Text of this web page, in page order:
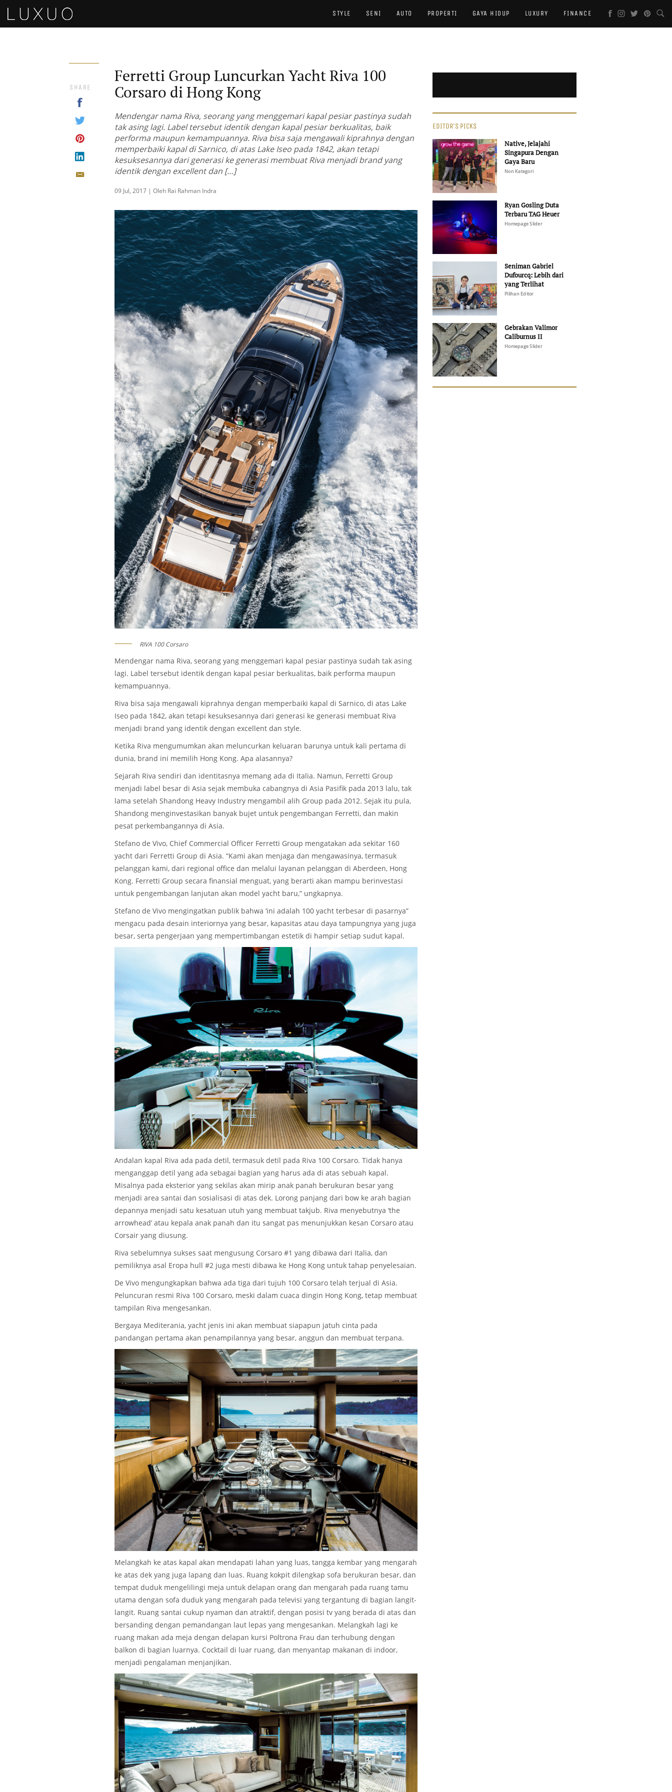
STYLE SENI AUTO PROPERTI GAYA HIDUP LUXURY FINANCE
Ferretti Group Luncurkan Yacht Riva 100
Corsaro di Hong Kong
Mendengar nama Riva, seorang yang menggemari kapal pesiar pastinya sudah
tak asing lagi. Label tersebut identik dengan kapal pesiar berkualitas, baik
performa maupun kemampuannya. Riva bisa saja mengawali kiprahnya dengan
memperbaiki kapal di Sarnico, di atas Lake Iseo pada 1842, akan tetapi
kesuksesannya dari generasi ke generasi membuat Riva menjadi brand yang
identik dengan excellent dan […]
09 Jul, 2017 | Oleh Rai Rahman Indra
SHARE
RIVA 100 Corsaro
Mendengar nama Riva, seorang yang menggemari kapal pesiar pastinya sudah tak asing
lagi. Label tersebut identik dengan kapal pesiar berkualitas, baik performa maupun
kemampuannya.
Riva bisa saja mengawali kiprahnya dengan memperbaiki kapal di Sarnico, di atas Lake
Iseo pada 1842, akan tetapi kesuksesannya dari generasi ke generasi membuat Riva
menjadi brand yang identik dengan excellent dan style.
Ketika Riva mengumumkan akan meluncurkan keluaran barunya untuk kali pertama di
dunia, brand ini memilih Hong Kong. Apa alasannya?
Sejarah Riva sendiri dan identitasnya memang ada di Italia. Namun, Ferretti Group
menjadi label besar di Asia sejak membuka cabangnya di Asia Pasifik pada 2013 lalu, tak
lama setelah Shandong Heavy Industry mengambil alih Group pada 2012. Sejak itu pula,
Shandong menginvestasikan banyak bujet untuk pengembangan Ferretti, dan makin
pesat perkembangannya di Asia.
Stefano de Vivo, Chief Commercial Officer Ferretti Group mengatakan ada sekitar 160
yacht dari Ferretti Group di Asia. “Kami akan menjaga dan mengawasinya, termasuk
pelanggan kami, dari regional office dan melalui layanan pelanggan di Aberdeen, Hong
Kong. Ferretti Group secara finansial menguat, yang berarti akan mampu berinvestasi
untuk pengembangan lanjutan akan model yacht baru,” ungkapnya.
Stefano de Vivo mengingatkan publik bahwa ‘ini adalah 100 yacht terbesar di pasarnya”
mengacu pada desain interiornya yang besar, kapasitas atau daya tampungnya yang juga
besar, serta pengerjaan yang mempertimbangan estetik di hampir setiap sudut kapal.
Andalan kapal Riva ada pada detil, termasuk detil pada Riva 100 Corsaro. Tidak hanya
menganggap detil yang ada sebagai bagian yang harus ada di atas sebuah kapal.
Misalnya pada eksterior yang sekilas akan mirip anak panah berukuran besar yang
menjadi area santai dan sosialisasi di atas dek. Lorong panjang dari bow ke arah bagian
depannya menjadi satu kesatuan utuh yang membuat takjub. Riva menyebutnya ‘the
arrowhead’ atau kepala anak panah dan itu sangat pas menunjukkan kesan Corsaro atau
Corsair yang diusung.
Riva sebelumnya sukses saat mengusung Corsaro #1 yang dibawa dari Italia, dan
pemiliknya asal Eropa hull #2 juga mesti dibawa ke Hong Kong untuk tahap penyelesaian.
De Vivo mengungkapkan bahwa ada tiga dari tujuh 100 Corsaro telah terjual di Asia.
Peluncuran resmi Riva 100 Corsaro, meski dalam cuaca dingin Hong Kong, tetap membuat
tampilan Riva mengesankan.
Bergaya Mediterania, yacht jenis ini akan membuat siapapun jatuh cinta pada
pandangan pertama akan penampilannya yang besar, anggun dan membuat terpana.
Melangkah ke atas kapal akan mendapati lahan yang luas, tangga kembar yang mengarah
ke atas dek yang juga lapang dan luas. Ruang kokpit dilengkap sofa berukuran besar, dan
tempat duduk mengelilingi meja untuk delapan orang dan mengarah pada ruang tamu
utama dengan sofa duduk yang mengarah pada televisi yang tergantung di bagian langit-
langit. Ruang santai cukup nyaman dan atraktif, dengan posisi tv yang berada di atas dan
bersanding dengan pemandangan laut lepas yang mengesankan. Melangkah lagi ke
ruang makan ada meja dengan delapan kursi Poltrona Frau dan terhubung dengan
balkon di bagian luarnya. Cocktail di luar ruang, dan menyantap makanan di indoor,
menjadi pengalaman menjanjikan.
EDITOR'S PICKS
Native, Jelajahi
Singapura Dengan
Gaya Baru
Non Kategori
Ryan Gosling Duta
Terbaru TAG Heuer
Homepage Slider
Seniman Gabriel
Dufourcq: Lebih dari
yang Terlihat
Pilihan Editor
Gebrakan Valimor
Caliburnus II
Homepage Slider